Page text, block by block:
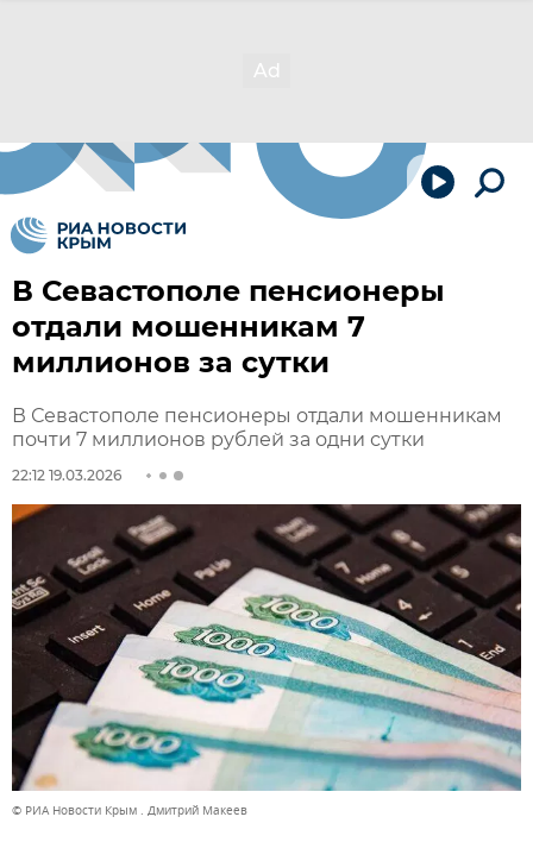
В Севастополе пенсионеры
отдали мошенникам 7
миллионов за сутки
В Севастополе пенсионеры отдали мошенникам
почти 7 миллионов рублей за одни сутки
22:12 19.03.2026
© РИА Новости Крым . Дмитрий Макеев